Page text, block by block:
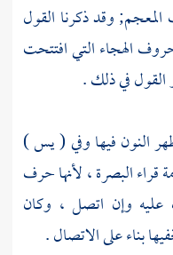
وقد ذكرنا القول
الهجاء التي افتتحت
القول في ذلك .
النون فيها وفي ( يس )
قراءالبصرة ،لأنها حرف
عليه وإن اتصل ، وكان
بناء على الاتصال .